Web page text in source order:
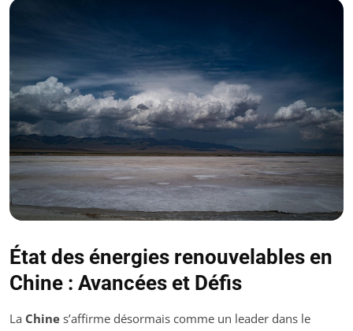
État des énergies renouvelables en
Chine : Avancées et Défis
La Chine s’affirme désormais comme un leader dans le